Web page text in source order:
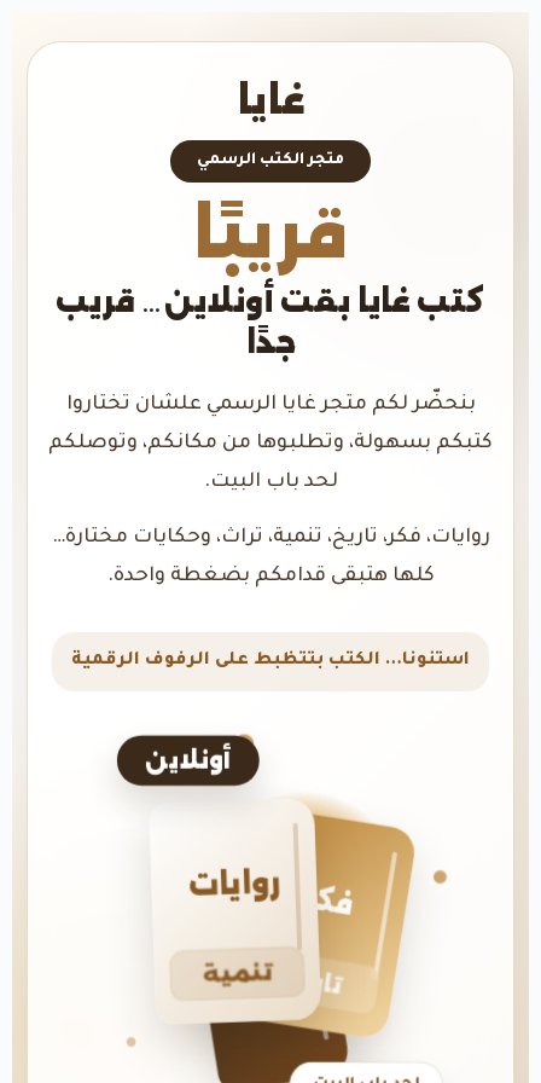
غايا
متجر الكتب الرسمي
قريبًا
كتب غايا بقت أونلاين… قريب
جدًا
بنحضّر لكم متجر غايا الرسمي علشان تختاروا
كتبكم بسهولة، وتطلبوها من مكانكم، وتوصلكم
لحد باب البيت.
روايات، فكر، تاريخ، تنمية، تراث، وحكايات مختارة…
كلها هتبقى قدامكم بضغطة واحدة.
استنونا… الكتب بتتظبط على الرفوف الرقمية
أونلاين
فكر
تاريخ
روايات
تنمية